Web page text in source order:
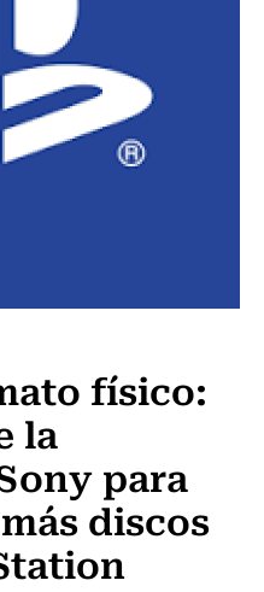
físico:
la
para
discos